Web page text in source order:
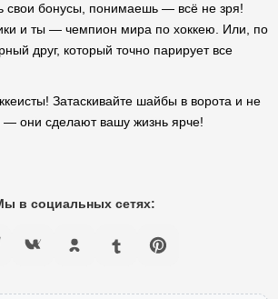
свои бонусы, понимаешь — всё не зря!
и ты — чемпион мира по хоккею. Или, по
друг, который точно парирует все
Затаскивайте шайбы в ворота и не
— они сделают вашу жизнь ярче!
в социальных сетях: